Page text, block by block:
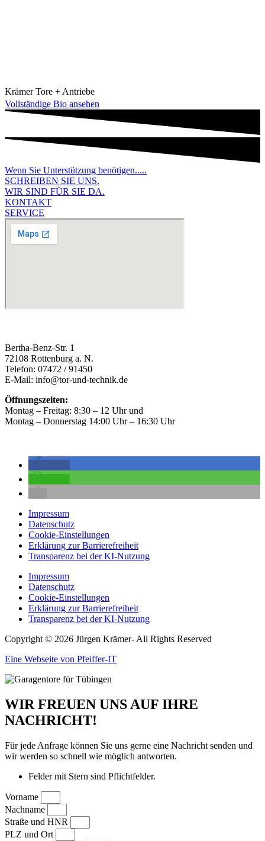
Krämer Tore + Antriebe
Vollständige Bio ansehen
Wenn Sie Unterstützung benötigen.....
SCHREIBEN SIE UNS.
WIR SIND FÜR SIE DA.
KONTAKT
SERVICE
Bertha-Benz-Str. 1
72108 Rottenburg a. N.
Telefon: 07472 / 91450
E-Mail: info@tor-und-technik.de
Öffnungszeiten:
Montag – Freitag: 8:30 – 12 Uhr und
Montag – Donnerstag 14:00 Uhr – 16:30 Uhr
Impressum
Datenschutz
Cookie-Einstellungen
Erklärung zur Barrierefreiheit
Transparenz bei der KI-Nutzung
Impressum
Datenschutz
Cookie-Einstellungen
Erklärung zur Barrierefreiheit
Transparenz bei der KI-Nutzung
Copyright © 2026 Jürgen Krämer- All Rights Reserved
Eine Webseite von Pfeiffer-IT
WIR FREUEN UNS AUF IHRE
NACHRICHT!
Für jede Anfrage können Sie uns gerne eine Nachricht senden und
wir werden so schnell wie möglich antworten.
Felder mit Stern sind Pflichtfelder.
Vorname
Nachname
Straße und HNR
PLZ und Ort